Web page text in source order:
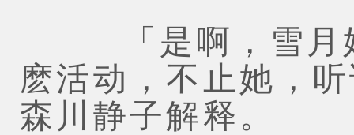
「是啊，雪月姐
麽活动，不止她，
森川静子解释。